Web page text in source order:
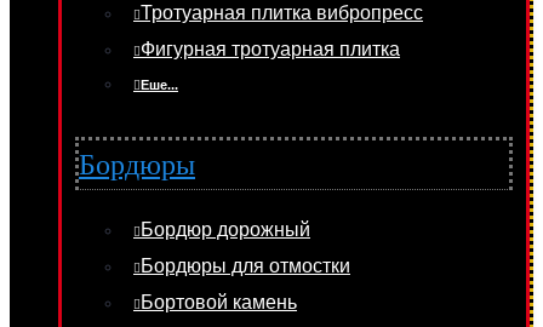
Тротуарная плитка вибропресс
Фигурная тротуарная плитка
Еше...
Бордюры
Бордюр дорожный
Бордюры для отмостки
Бортовой камень